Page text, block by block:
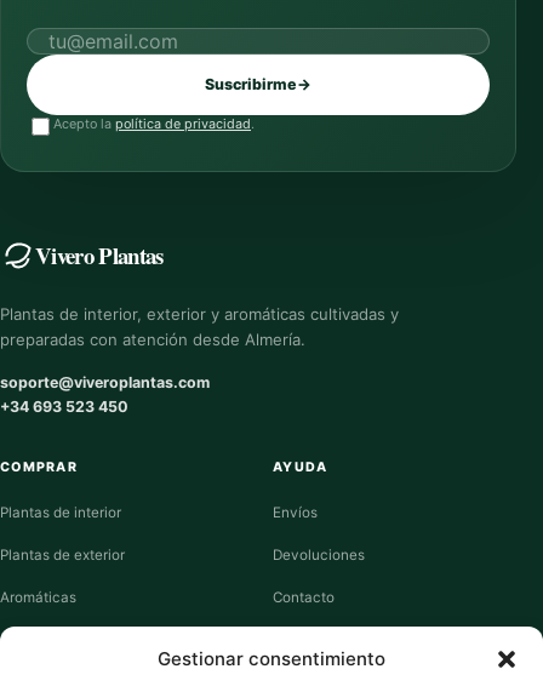
Gestionar consentimiento
Correo electrónico
Suscribirme→
Acepto la política de privacidad.
Vivero Plantas
Plantas de interior, exterior y aromáticas cultivadas y
preparadas con atención desde Almería.
soporte@viveroplantas.com
+34 693 523 450
COMPRAR
Plantas de interior
Plantas de exterior
Aromáticas
Suculentas
AYUDA
Envíos
Devoluciones
Contacto